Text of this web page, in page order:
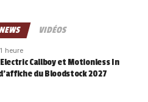
VIDÉOS
heure
Callboy et Motionless In
du Bloodstock 2027